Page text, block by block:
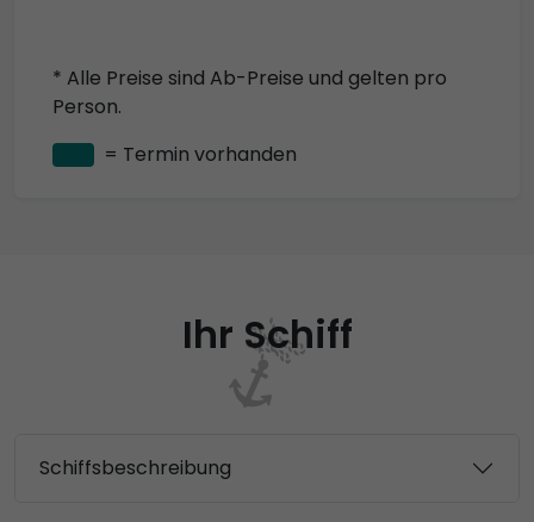
* Alle Preise sind Ab-Preise und gelten pro
Person.
= Termin vorhanden
Ihr Schiff
Schiffsbeschreibung